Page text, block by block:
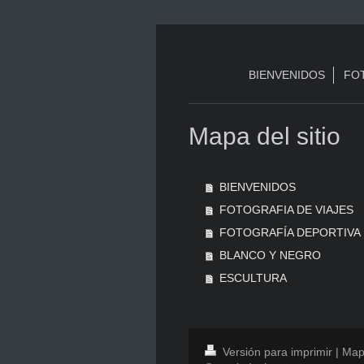
BIENVENIDOS
Mapa del sitio
BIENVENIDOS
FOTOGRAFIA DE VIAJES
FOTOGRAFÍA DEPORTIVA
BLANCO Y NEGRO
ESCULTURA
Versión para imprimir |